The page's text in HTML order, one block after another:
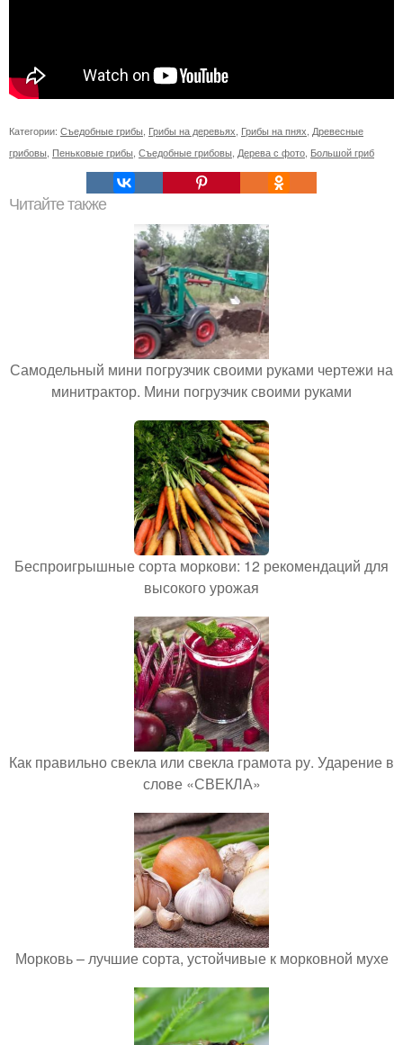
Категории: Съедобные грибы, Грибы на деревьях, Грибы на пнях, Древесные
грибовы, Пеньковые грибы, Съедобные грибовы, Дерева с фото, Большой гриб
Читайте также
Самодельный мини погрузчик своими руками чертежи на
минитрактор. Мини погрузчик своими руками
Беспроигрышные сорта моркови: 12 рекомендаций для
высокого урожая
Как правильно свекла или свекла грамота ру. Ударение в
слове «СВЕКЛА»
Морковь – лучшие сорта, устойчивые к морковной мухе